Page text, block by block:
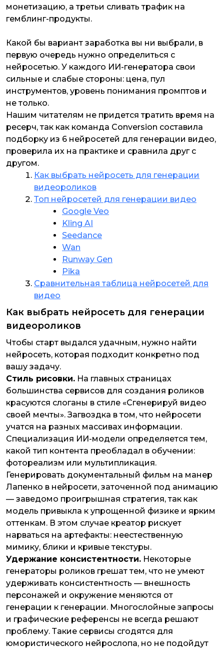
монетизацию, а третьи сливать трафик на
гемблинг-продукты.
Какой бы вариант заработка вы ни выбрали, в
первую очередь нужно определиться с
нейросетью. У каждого ИИ-генератора свои
сильные и слабые стороны: цена, пул
инструментов, уровень понимания промптов и
не только.
Нашим читателям не придется тратить время на
ресерч, так как команда Conversion составила
подборку из 6 нейросетей для генерации видео,
проверила их на практике и сравнила друг с
другом.
Как выбрать нейросеть для генерации
видеороликов
Топ нейросетей для генерации видео
Google Veo
Kling AI
Seedance
Wan
Runway Gen
Pika
Сравнительная таблица нейросетей для
видео
Как выбрать нейросеть для генерации
видеороликов
Чтобы старт выдался удачным, нужно найти
нейросеть, которая подходит конкретно под
вашу задачу.
Стиль рисовки. На главных страницах
большинства сервисов для создания роликов
красуются слоганы в стиле «Сгенерируй видео
своей мечты». Загвоздка в том, что нейросети
учатся на разных массивах информации.
Специализация ИИ-модели определяется тем,
какой тип контента преобладал в обучении:
фотореализм или мультипликация.
Генерировать документальный фильм на манер
Лапенко в нейросети, заточенной под анимацию
— заведомо проигрышная стратегия, так как
модель привыкла к упрощенной физике и ярким
оттенкам. В этом случае креатор рискует
нарваться на артефакты: неестественную
мимику, блики и кривые текстуры.
Удержание консистентности. Некоторые
генераторы роликов грешат тем, что не умеют
удерживать консистентность — внешность
персонажей и окружение меняются от
генерации к генерации. Многослойные запросы
и графические референсы не всегда решают
проблему. Такие сервисы сгодятся для
юмористического нейрослопа, но не подойдут